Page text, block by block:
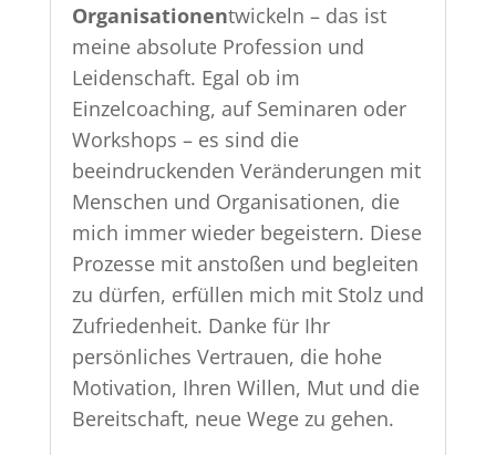
Organisationentwickeln – das ist
meine absolute Profession und
Leidenschaft. Egal ob im
Einzelcoaching, auf Seminaren oder
Workshops – es sind die
beeindruckenden Veränderungen mit
Menschen und Organisationen, die
mich immer wieder begeistern. Diese
Prozesse mit anstoßen und begleiten
zu dürfen, erfüllen mich mit Stolz und
Zufriedenheit. Danke für Ihr
persönliches Vertrauen, die hohe
Motivation, Ihren Willen, Mut und die
Bereitschaft, neue Wege zu gehen.